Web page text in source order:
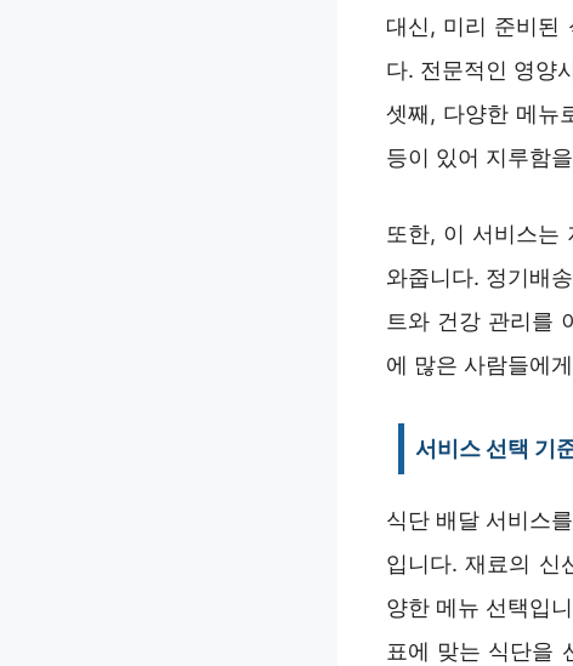
대신, 미리 준비된
다. 전문적인 영양
셋째, 다양한 메뉴
등이 있어 지루함
또한, 이 서비스는
와줍니다. 정기배
트와 건강 관리를
에 많은 사람들에
서비스 선택 기
식단 배달 서비스
입니다. 재료의 신
양한 메뉴 선택입
표에 맞는 식단을